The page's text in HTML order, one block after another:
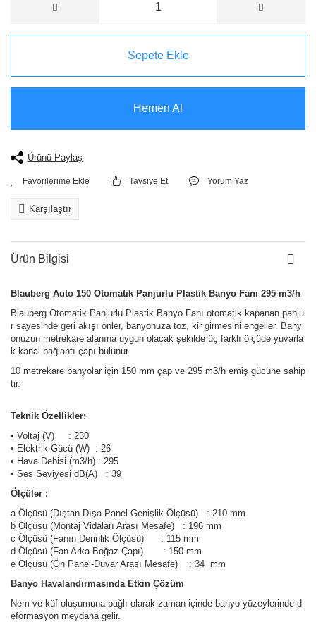
Sepete Ekle
Hemen Al
Ürünü Paylaş
Tavsiye Et Yorum Yaz
Karşılaştır
Ürün Bilgisi
Blauberg Auto 150 Otomatik Panjurlu Plastik Banyo Fanı 295 m3/h
Blauberg Otomatik Panjurlu Plastik Banyo Fanı otomatik kapanan panju
r sayesinde geri akışı önler, banyonuza toz, kir girmesini engeller. Bany
onuzun metrekare alanına uygun olacak şekilde üç farklı ölçüde yuvarla
k kanal bağlantı çapı bulunur.
10 metrekare banyolar için 150 mm çap ve 295 m3/h emiş gücüne sahip
tir.
Teknik Özellikler:
• Voltaj (V) : 230
• Elektrik Gücü (W) : 26
• Hava Debisi (m3/h) : 295
• Ses Seviyesi dB(A) : 39
Ölçüler :
a Ölçüsü (Dıştan Dışa Panel Genişlik Ölçüsü) : 210 mm
b Ölçüsü (Montaj Vidaları Arası Mesafe) : 196 mm
c Ölçüsü (Fanın Derinlik Ölçüsü) : 115 mm
d Ölçüsü (Fan Arka Boğaz Çapı) : 150 mm
e Ölçüsü (Ön Panel-Duvar Arası Mesafe) : 34 mm
Banyo Havalandırmasında Etkin Çözüm
Nem ve küf oluşumuna bağlı olarak zaman içinde banyo yüzeylerinde d
eformasyon meydana gelir.